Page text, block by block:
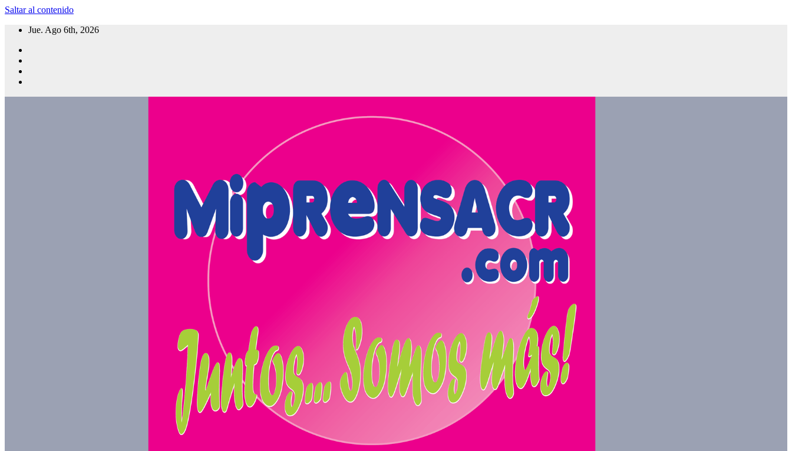
Saltar al contenido
Jue. Ago 6th, 2026